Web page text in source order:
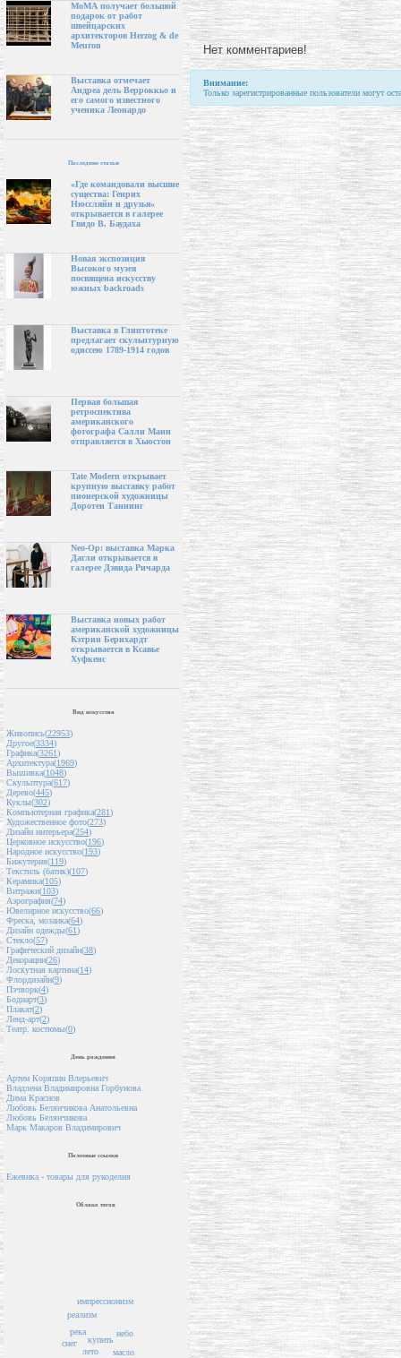
МоМА получает большой
подарок от работ
швейцарских
архитекторов Herzog & de
Meuron
Выставка отмечает
Андреа дель Верроккьо и
его самого известного
ученика Леонардо
Последние статьи
«Где командовали высшие
существа: Генрих
Нюссляйн и друзья»
открывается в галерее
Гвидо В. Баудаха
Новая экспозиция
Высокого музея
посвящена искусству
южных backroads
Выставка в Глиптотеке
предлагает скульптурную
одиссею 1789-1914 годов
Первая большая
ретроспектива
американского
фотографа Салли Манн
отправляется в Хьюстон
Tate Modern открывает
крупную выставку работ
пионерской художницы
Доротеи Таннинг
Neo-Op: выставка Марка
Дагли открывается в
галерее Дэвида Ричарда
Выставка новых работ
американской художницы
Кэтрин Бернхардт
открывается в Ксавье
Хуфкенс
Вид искусства
Живопись(22953)
Другое(3334)
Графика(3261)
Архитектура(1969)
Вышивка(1048)
Скульптура(617)
Дерево(445)
Куклы(302)
Компьютерная графика(281)
Художественное фото(273)
Дизайн интерьера(254)
Церковное искусство(196)
Народное искусство(193)
Бижутерия(119)
Текстиль (батик)(107)
Керамика(105)
Витражи(103)
Аэрография(74)
Ювелирное искусство(66)
Фреска, мозаика(64)
Дизайн одежды(61)
Стекло(57)
Графический дизайн(38)
Декорации(26)
Лоскутная картина(14)
Флордизайн(9)
Пэчворк(4)
Бодиарт(3)
Плакат(2)
Ленд-арт(2)
Театр. костюмы(0)
День рождения
Артем Коряпин Влерьевич
Владлена Владимировна Горбунова
Дима Краснов
Любовь Белянчикова Анатольевна
Любовь Белянчикова
Марк Макаров Владимирович
Полезные ссылки
Ежевика - товары для рукоделия
Облако тегов
лето
купить
масло
река
снег
реализм
небо
импрессионизм
Нет комментариев!
Внимание:
Только зарегистрированные пользователи могут